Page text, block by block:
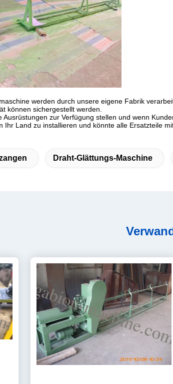
werden durch unsere eigene Fabrik
können sichergestellt werden.
zur Verfügung stellen und wenn
Ihr Land zu installieren und könnte alle Ersatzteile
Draht-Glättungs-Maschine